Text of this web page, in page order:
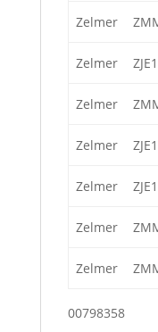
Zelmer
Zelmer
Zelmer
Zelmer
Zelmer
Zelmer
Zelmer
00798358